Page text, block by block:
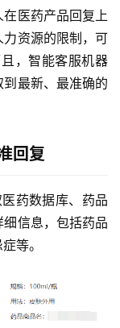
医药产品回复上
资源的限制，可
，智能客服机器
最新、最准确的
回复
药数据库、药品
信息，包括药品
等。